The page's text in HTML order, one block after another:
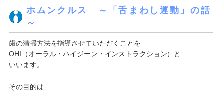
ホムンクルス ～「舌まわし運動」の話
～
歯の清掃方法を指導させていただくことを
OHI（オーラル・ハイジーン・インストラクション）と
いいます。
その目的は